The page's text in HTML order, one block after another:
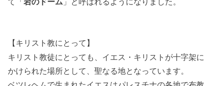
【キリスト教にとって】
キリスト教徒にとっても、イエス・キリストが十字架に
かけられた場所として、聖なる地となっています。